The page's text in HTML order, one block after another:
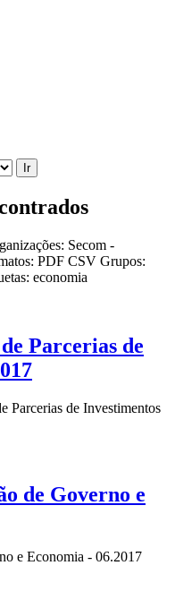
Ir
Secom -
PDF CSV Grupos:
economia
Parcerias de
Parcerias de Investimentos
de Governo e
e Economia - 06.2017